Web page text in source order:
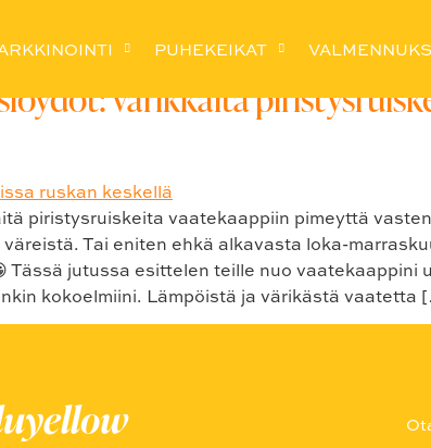
PUHEKEIKAT
värikkäitä
piristysruiskeita vaatekaappiin pimeyttä
Tai eniten ehkä alkavasta loka-
Tässä jutussa esittelen teille nuo
kokoelmiini. Lämpöistä ja värikästä vaatetta